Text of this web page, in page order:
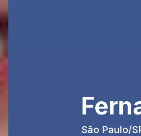
São Paulo/